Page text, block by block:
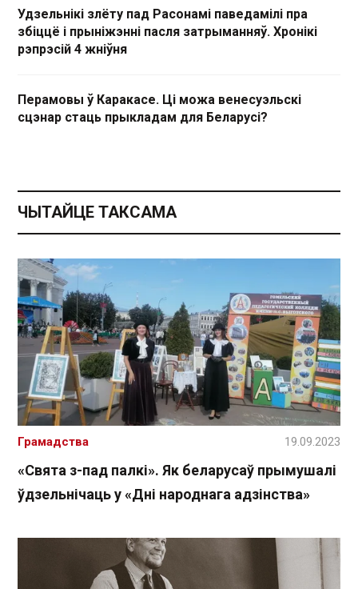
Удзельнікі злёту пад Расонамі паведамілі пра
збіццё і прыніжэнні пасля затрыманняў. Хронікі
рэпрэсій 4 жніўня
Перамовы ў Каракасе. Ці можа венесуэльскі
сцэнар стаць прыкладам для Беларусі?
ЧЫТАЙЦЕ ТАКСАМА
«Свята з-пад палкі». Як беларусаў прымушалі
ўдзельнічаць у «Дні народнага адзінства»
Грамадства 19.09.2023